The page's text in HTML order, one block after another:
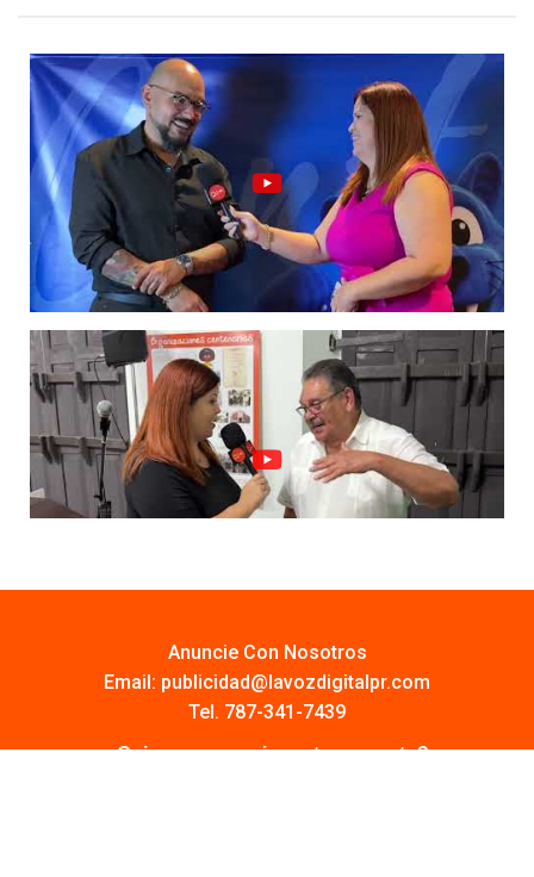
Anuncie Con Nosotros
Email: publicidad@lavozdigitalpr.com
Tel. 787-341-7439
¿Quieres promocionar tu proyecto?